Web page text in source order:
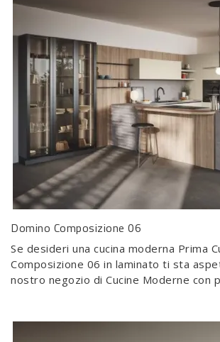
Domino Composizione 06
Se desideri una cucina moderna Prima
Composizione 06 in laminato ti sta
nostro negozio di Cucine Moderne con